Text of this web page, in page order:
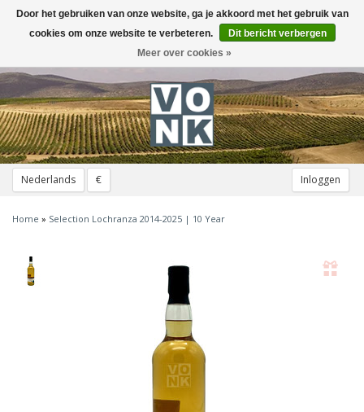
Nederlands € Inloggen
Toggle
navigation
Home » Selection Lochranza 2014-2025 | 10 Year
Door het gebruiken van onze website, ga je akkoord met het gebruik van
cookies om onze website te verbeteren.
Dit bericht verbergen
Meer over cookies »